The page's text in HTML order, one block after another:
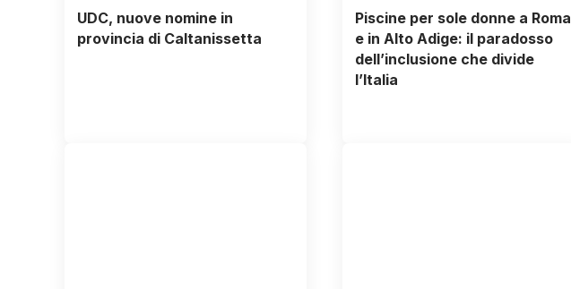
UDC, nuove nomine in
provincia di Caltanissetta
Piscine per sole donne a Roma
e in Alto Adige: il paradosso
dell’inclusione che divide
l’Italia